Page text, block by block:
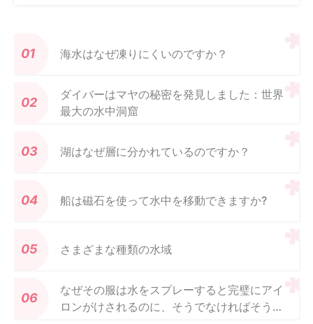
海水はなぜ凍りにくいのですか？
ダイバーはマヤの秘密を発見しました：世界
最大の水中洞窟
湖はなぜ層に分かれているのですか？
船は磁石を使って水中を移動できますか?
さまざまな種類の水域
なぜその服は水をスプレーすると完璧にアイ
ロンがけされるのに、そうでなければそうで